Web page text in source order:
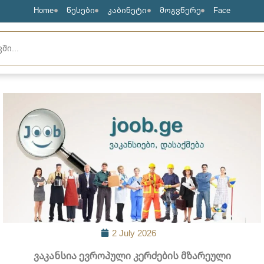
Home წესები კაბინეტი მოგვწერე Face
2 July 2026
ვაკანსია ევროპული კერძების მზარეული